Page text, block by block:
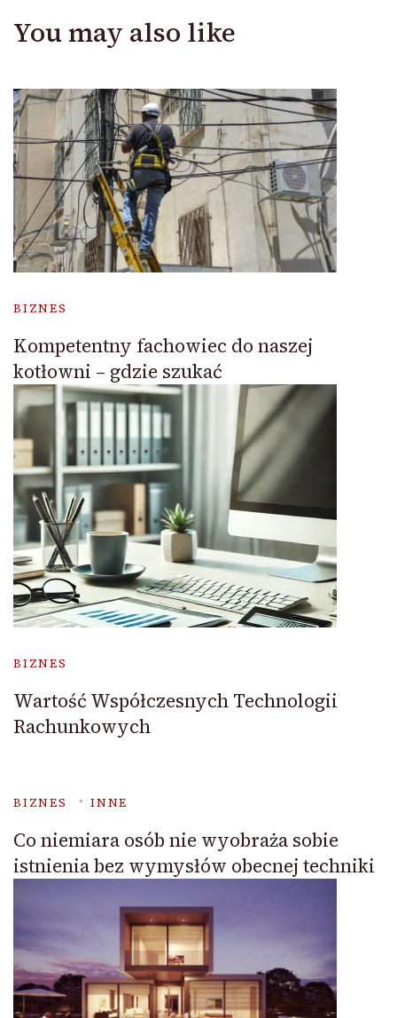
You may also like
BIZNES
Kompetentny fachowiec do naszej
kotłowni – gdzie szukać
BIZNES
Wartość Współczesnych Technologii
Rachunkowych
BIZNES INNE
Co niemiara osób nie wyobraża sobie
istnienia bez wymysłów obecnej techniki